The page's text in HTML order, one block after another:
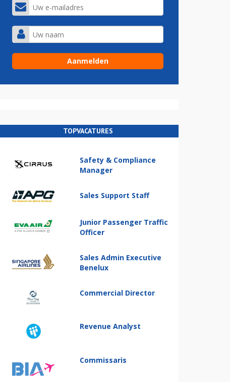
TOPVACATURES
Safety & Compliance
Manager
Sales Support Staff
Junior Passenger Traffic
Officer
Sales Admin Executive
Benelux
Commercial Director
Revenue Analyst
Commissaris